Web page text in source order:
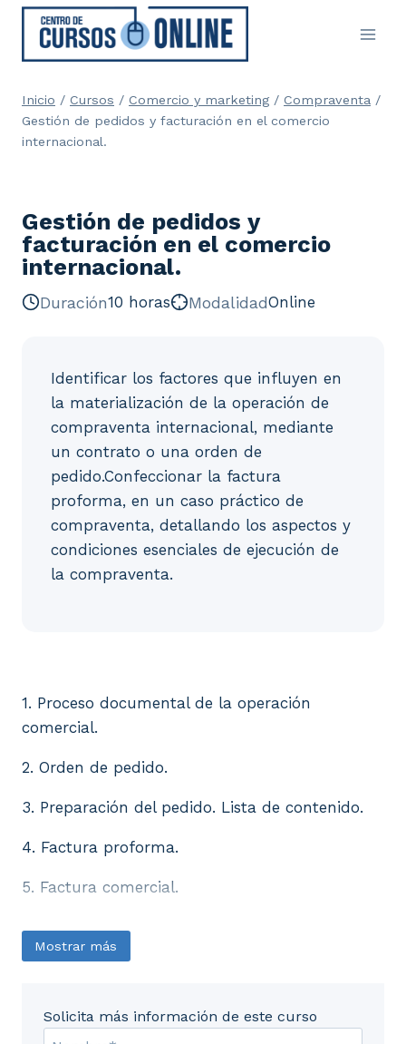
Saltar
contenido
Inicio / Cursos / Comercio y marketing / Compraventa /
Gestión de pedidos y facturación en el comercio
internacional.
Gestión de pedidos y
facturación en el comercio
internacional.
Duración10 horas ModalidadOnline
Identificar los factores que influyen en
la materialización de la operación de
compraventa internacional, mediante
un contrato o una orden de
pedido.Confeccionar la factura
proforma, en un caso práctico de
compraventa, detallando los aspectos y
condiciones esenciales de ejecución de
la compraventa.
1. Proceso documental de la operación
comercial.
2. Orden de pedido.
3. Preparación del pedido. Lista de contenido.
4. Factura proforma.
5. Factura comercial.
Mostrar más
Solicita más información de este curso